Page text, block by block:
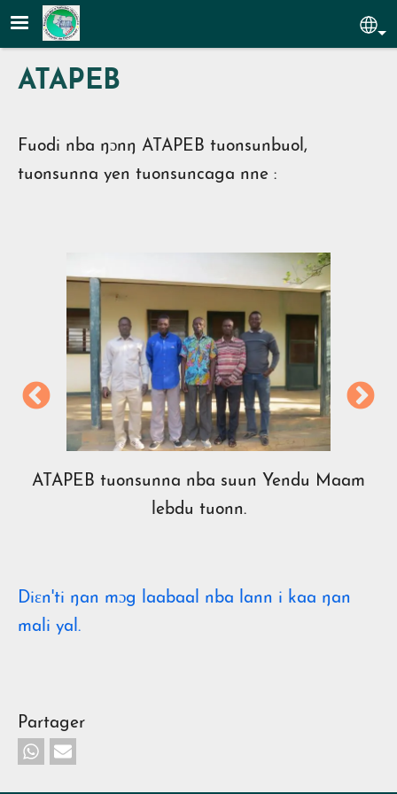
Aller au contenu principal
ATAPEB
Fuodi nba ŋɔnŋ ATAPEB tuonsunbuol,
tuonsunna yen tuonsuncaga nne :
ATAPEB tuonsunna nba suun Yendu Maam
lebdu tuonn.
Diɛn'ti ŋan mɔg laabaal nba lann i kaa ŋan
mali yal.
Partager